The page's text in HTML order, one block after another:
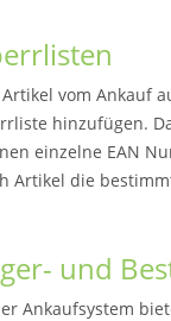
Artikel vom Ankauf
hinzufügen.
einzelne EAN
Artikel die
und
Ankaufsystem